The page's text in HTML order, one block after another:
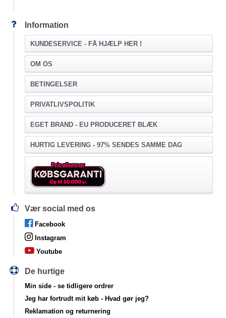
Information
KUNDESERVICE - FÅ HJÆLP HER !
OM OS
BETINGELSER
PRIVATLIVSPOLITIK
EGET BRAND - EU PRODUCERET BLÆK
HURTIG LEVERING - 97% SENDES SAMME DAG
Vær social med os
Facebook
Instagram
Youtube
De hurtige
Min side - se tidligere ordrer
Jeg har fortrudt mit køb - Hvad gør jeg?
Reklamation og returnering